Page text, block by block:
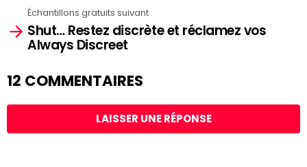
Échantillons gratuits suivant
Shut… Restez discrète et réclamez vos
Always Discreet
12 COMMENTAIRES
LAISSER UNE RÉPONSE